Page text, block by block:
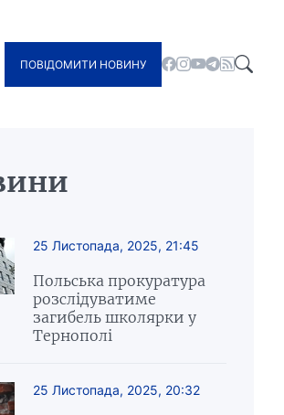
ПОВІДОМИТИ НОВИНУ
25 Листопада, 2025, 21:45
Польська прокуратура
розслідуватиме
загибель школярки у
Тернополі
25 Листопада, 2025, 20:32